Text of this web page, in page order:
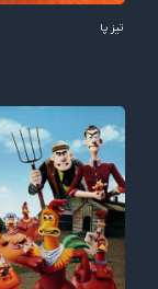
تیز پا